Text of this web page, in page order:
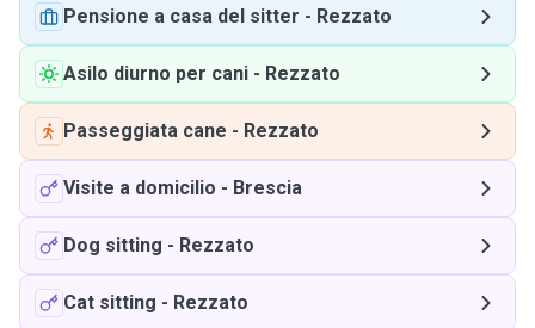
Pensione a casa del sitter - Rezzato
Asilo diurno per cani - Rezzato
Passeggiata cane - Rezzato
Visite a domicilio - Brescia
Dog sitting - Rezzato
Cat sitting - Rezzato